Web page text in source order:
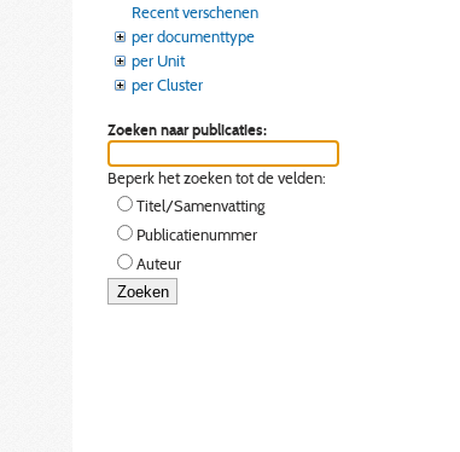
Recent verschenen
per documenttype
per Unit
per Cluster
Zoeken naar publicaties:
Beperk het zoeken tot de velden:
Titel/Samenvatting
Publicatienummer
Auteur